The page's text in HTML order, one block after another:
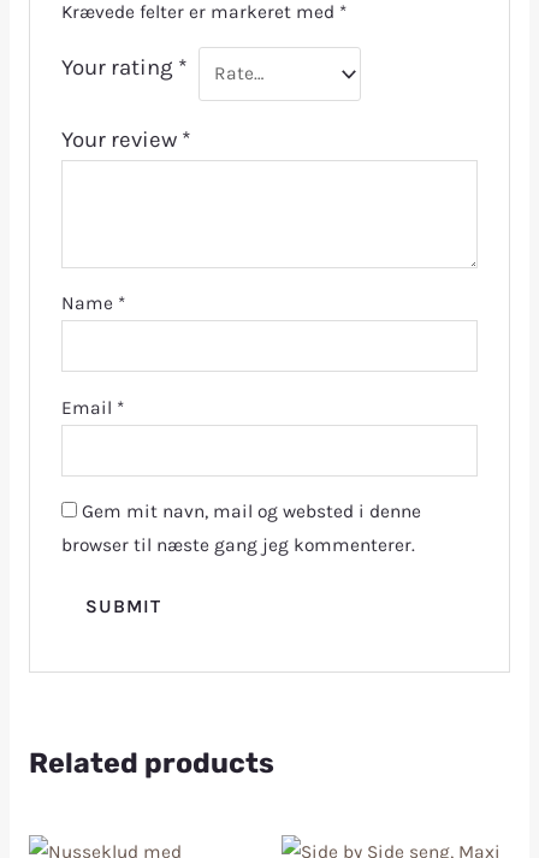
Krævede felter er markeret med *
Your rating *
Your review *
Name *
Email *
Gem mit navn, mail og websted i denne
browser til næste gang jeg kommenterer.
Related products